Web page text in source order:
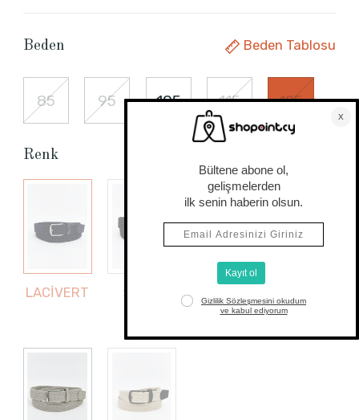
Beden Beden Tablosu
85 95 105 115 125
Renk
LACİVERT SİYAH
Tanımlana